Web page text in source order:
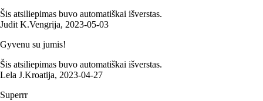
Šis atsiliepimas buvo automatiškai išverstas.
Judit K.Vengrija, 2023‑05‑03
Gyvenu su jumis!
Šis atsiliepimas buvo automatiškai išverstas.
Lela J.Kroatija, 2023‑04‑27
Superrr